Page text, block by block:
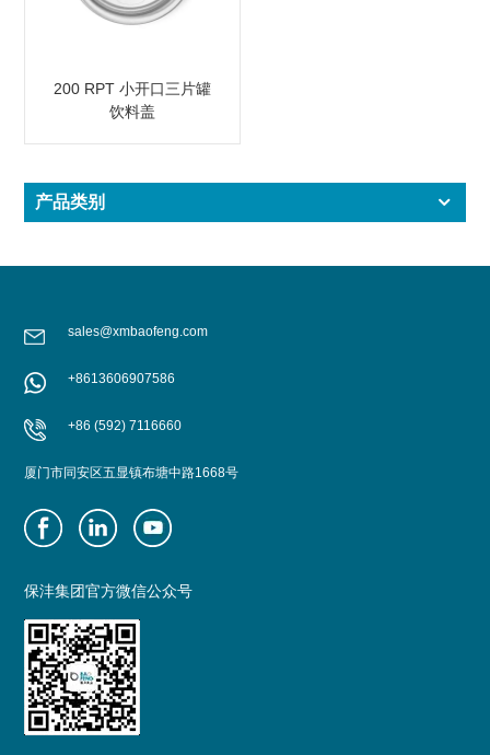
200 RPT 小开口三片罐
饮料盖
产品类别
sales@xmbaofeng.com
+8613606907586
+86 (592) 7116660
厦门市同安区五显镇布塘中路1668号
保沣集团官方微信公众号